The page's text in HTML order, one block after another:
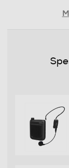
Bluetooth 5.3
Formati compatibili